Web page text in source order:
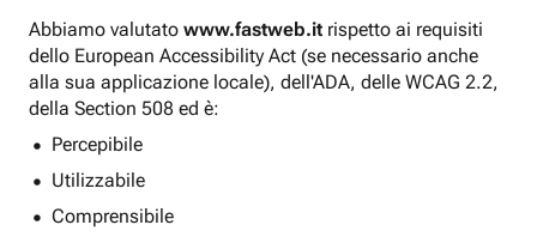
Abbiamo valutato www.fastweb.it rispetto ai requisiti
dello European Accessibility Act (se necessario anche
alla sua applicazione locale), dell'ADA, delle WCAG 2.2,
della Section 508 ed è:
Percepibile
Utilizzabile
Comprensibile